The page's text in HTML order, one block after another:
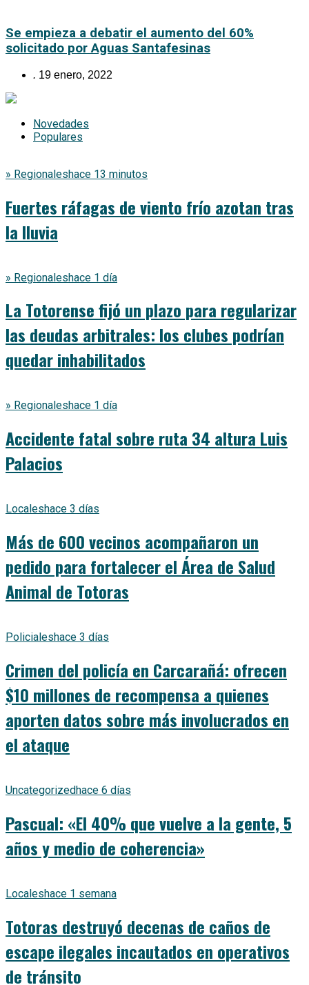
Se empieza a debatir el aumento del 60%
solicitado por Aguas Santafesinas
. 19 enero, 2022
Novedades
Populares
» Regionaleshace 13 minutos
Fuertes ráfagas de viento frío azotan tras
la lluvia
» Regionaleshace 1 día
La Totorense fijó un plazo para regularizar
las deudas arbitrales: los clubes podrían
quedar inhabilitados
» Regionaleshace 1 día
Accidente fatal sobre ruta 34 altura Luis
Palacios
Localeshace 3 días
Más de 600 vecinos acompañaron un
pedido para fortalecer el Área de Salud
Animal de Totoras
Policialeshace 3 días
Crimen del policía en Carcarañá: ofrecen
$10 millones de recompensa a quienes
aporten datos sobre más involucrados en
el ataque
Uncategorizedhace 6 días
Pascual: «El 40% que vuelve a la gente, 5
años y medio de coherencia»
Localeshace 1 semana
Totoras destruyó decenas de caños de
escape ilegales incautados en operativos
de tránsito